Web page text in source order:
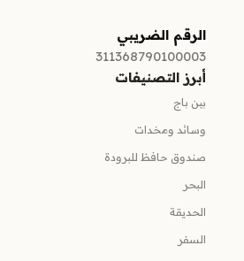
الرقم الضريبي
311368790100003
أبرز التصنيفات
بين باج
وسائد ومخدات
صندوق حافظ للبرودة
البحر
الحديقة
السفر